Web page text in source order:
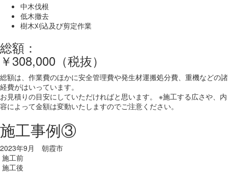
中木伐根
低木撤去
樹木刈込及び剪定作業
総額：
￥308,000（税抜）
総額は、作業費のほかに安全管理費や発生材運搬処分費、重機などの諸
経費がはいっています。
お見積りの目安にしていただければと思います。 ※施工する広さや、内
容によって金額は変動いたしますのでご注意ください。
施工事例③
2023年9月 朝霞市
施工前
施工後